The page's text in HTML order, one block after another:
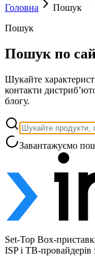
Головна
Пошук
Пошук
Пошук по
Шукайте
контакти
блогу.
Завантажуємо
Set-Top Box-
ISP і ТВ-провайдерів